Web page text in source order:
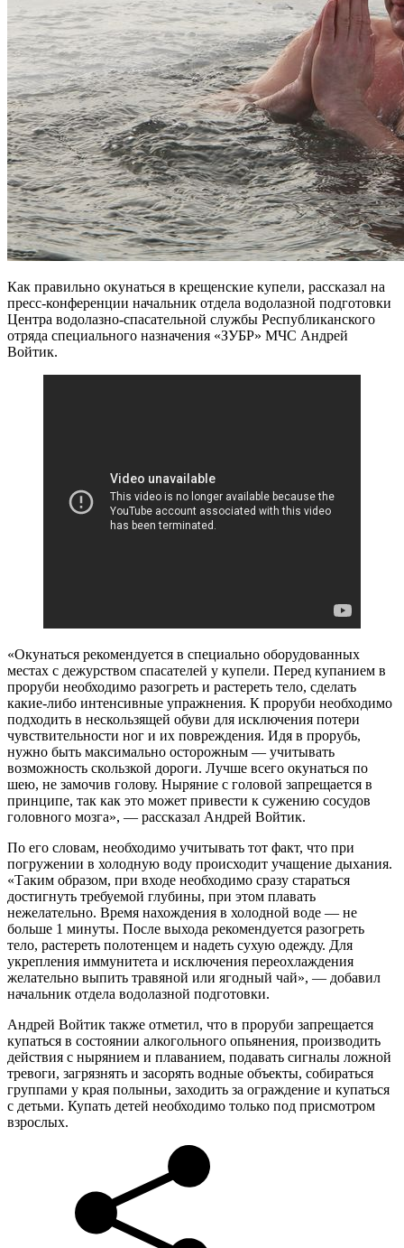
Как правильно окунаться в крещенские купели, рассказал на
пресс-конференции начальник отдела водолазной подготовки
Центра водолазно-спасательной службы Республиканского
отряда специального назначения «ЗУБР» МЧС Андрей
Войтик.
«Окунаться рекомендуется в специально оборудованных
местах с дежурством спасателей у купели. Перед купанием в
проруби необходимо разогреть и растереть тело, сделать
какие-либо интенсивные упражнения. К проруби необходимо
подходить в нескользящей обуви для исключения потери
чувствительности ног и их повреждения. Идя в прорубь,
нужно быть максимально осторожным — учитывать
возможность скользкой дороги. Лучше всего окунаться по
шею, не замочив голову. Ныряние с головой запрещается в
принципе, так как это может привести к сужению сосудов
головного мозга», — рассказал Андрей Войтик.
По его словам, необходимо учитывать тот факт, что при
погружении в холодную воду происходит учащение дыхания.
«Таким образом, при входе необходимо сразу стараться
достигнуть требуемой глубины, при этом плавать
нежелательно. Время нахождения в холодной воде — не
больше 1 минуты. После выхода рекомендуется разогреть
тело, растереть полотенцем и надеть сухую одежду. Для
укрепления иммунитета и исключения переохлаждения
желательно выпить травяной или ягодный чай», — добавил
начальник отдела водолазной подготовки.
Андрей Войтик также отметил, что в проруби запрещается
купаться в состоянии алкогольного опьянения, производить
действия с нырянием и плаванием, подавать сигналы ложной
тревоги, загрязнять и засорять водные объекты, собираться
группами у края полыньи, заходить за ограждение и купаться
с детьми. Купать детей необходимо только под присмотром
взрослых.